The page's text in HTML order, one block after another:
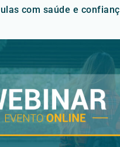
com saúde e